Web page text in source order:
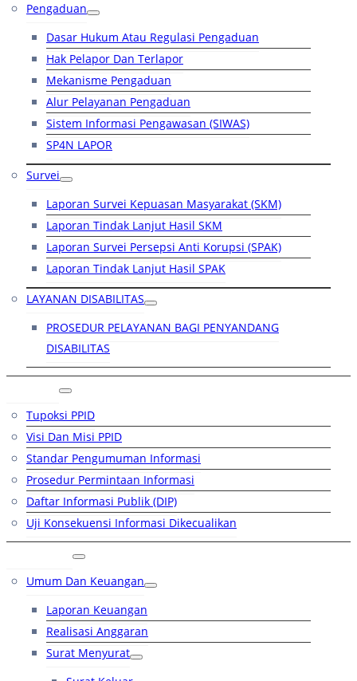
Pengaduan
Dasar Hukum Atau Regulasi Pengaduan
Hak Pelapor Dan Terlapor
Mekanisme Pengaduan
Alur Pelayanan Pengaduan
Sistem Informasi Pengawasan (SIWAS)
SP4N LAPOR
Survei
Laporan Survei Kepuasan Masyarakat (SKM)
Laporan Tindak Lanjut Hasil SKM
Laporan Survei Persepsi Anti Korupsi (SPAK)
Laporan Tindak Lanjut Hasil SPAK
LAYANAN DISABILITAS
PROSEDUR PELAYANAN BAGI PENYANDANG
DISABILITAS
Tupoksi PPID
Visi Dan Misi PPID
Standar Pengumuman Informasi
Prosedur Permintaan Informasi
Daftar Informasi Publik (DIP)
Uji Konsekuensi Informasi Dikecualikan
Umum Dan Keuangan
Laporan Keuangan
Realisasi Anggaran
Surat Menyurat